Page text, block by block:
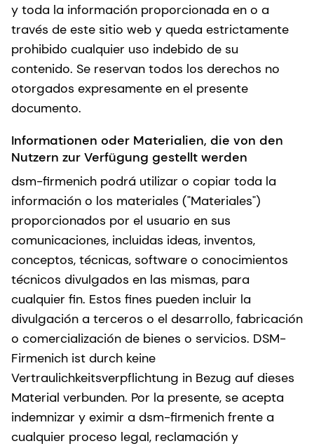
y toda la información proporcionada en o a
través de este sitio web y queda estrictamente
prohibido cualquier uso indebido de su
contenido. Se reservan todos los derechos no
otorgados expresamente en el presente
documento.
Informationen oder Materialien, die von den
Nutzern zur Verfügung gestellt werden
dsm-firmenich podrá utilizar o copiar toda la
información o los materiales ("Materiales")
proporcionados por el usuario en sus
comunicaciones, incluidas ideas, inventos,
conceptos, técnicas, software o conocimientos
técnicos divulgados en las mismas, para
cualquier fin. Estos fines pueden incluir la
divulgación a terceros o el desarrollo, fabricación
o comercialización de bienes o servicios. DSM-
Firmenich ist durch keine
Vertraulichkeitsverpflichtung in Bezug auf dieses
Material verbunden. Por la presente, se acepta
indemnizar y eximir a dsm-firmenich frente a
cualquier proceso legal, reclamación y